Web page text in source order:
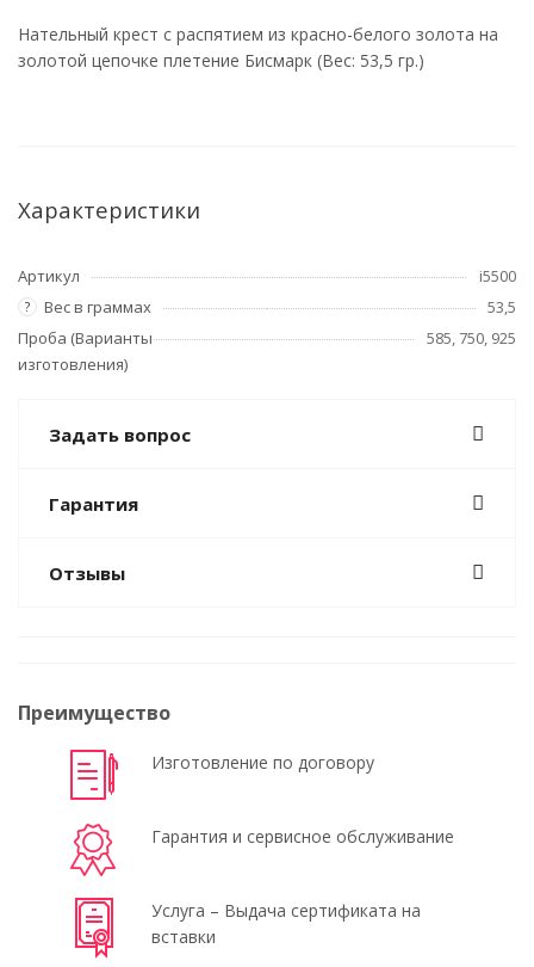
Нательный крест с распятием из красно-белого золота на
золотой цепочке плетение Бисмарк (Вес: 53,5 гр.)
Характеристики
Артикул i5500
? Вес в граммах
53,5
Проба (Варианты
изготовления)
585, 750, 925
Задать вопрос
Гарантия
Отзывы
Преимущество
Изготовление по договору
Гарантия и сервисное обслуживание
Услуга – Выдача сертификата на
вставки